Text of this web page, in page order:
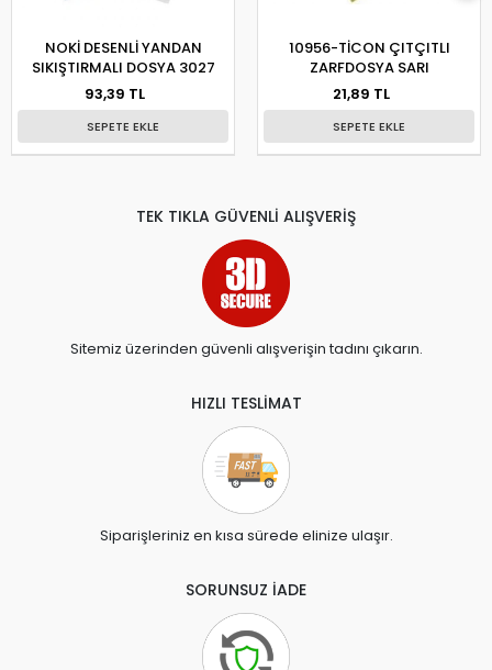
NOKİ DESENLİ YANDAN
SIKIŞTIRMALI DOSYA 3027
93,39 TL
SEPETE EKLE
10956-TİCON ÇITÇITLI
ZARFDOSYA SARI
21,89 TL
SEPETE EKLE
TEK TIKLA GÜVENLİ ALIŞVERİŞ
Sitemiz üzerinden güvenli alışverişin tadını çıkarın.
HIZLI TESLİMAT
Siparişleriniz en kısa sürede elinize ulaşır.
SORUNSUZ İADE